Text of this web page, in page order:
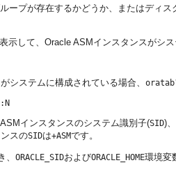
ープが存在するかどうか、またはディ
示して、Oracle ASMインスタンスがシ
システムに構成されている場合、 oratab
インスタンスのシステム識別子(SID)、
スのSIDは+ASMです。
ORACLE_SIDおよびORACLE_HOME環境変